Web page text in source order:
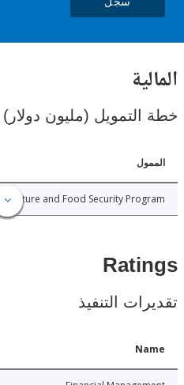
(مليون دولار)
Global Agriculture and Food Security
التنفيذ